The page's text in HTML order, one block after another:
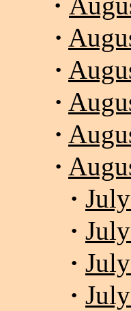
·
·
·
·
·
·
·
·
·